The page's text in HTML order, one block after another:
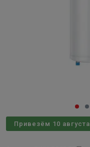
Привезём 10 августа